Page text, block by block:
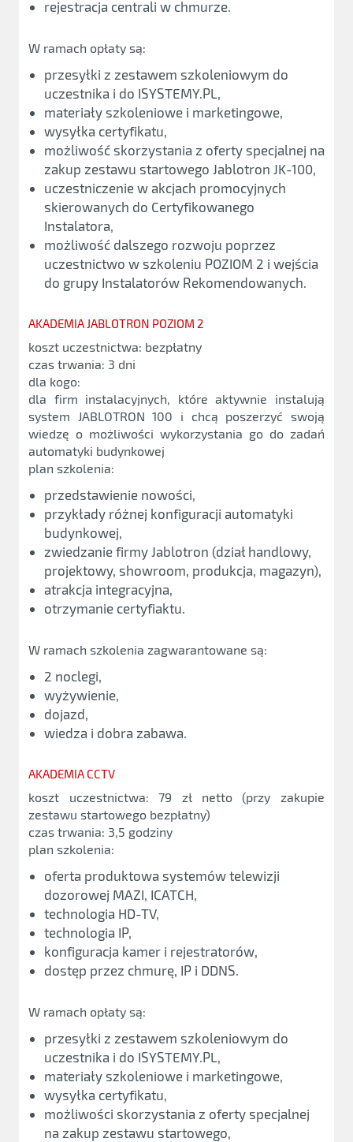
rejestracja centrali w chmurze.
W ramach opłaty są:
przesyłki z zestawem szkoleniowym do
uczestnika i do ISYSTEMY.PL,
materiały szkoleniowe i marketingowe,
wysyłka certyfikatu,
możliwość skorzystania z oferty specjalnej na
zakup zestawu startowego Jablotron JK-100,
uczestniczenie w akcjach promocyjnych
skierowanych do Certyfikowanego
Instalatora,
możliwość dalszego rozwoju poprzez
uczestnictwo w szkoleniu POZIOM 2 i wejścia
do grupy Instalatorów Rekomendowanych.
AKADEMIA JABLOTRON POZIOM 2
koszt uczestnictwa: bezpłatny
czas trwania: 3 dni
dla kogo:
dla firm instalacyjnych, które aktywnie instalują
system JABLOTRON 100 i chcą poszerzyć swoją
wiedzę o możliwości wykorzystania go do zadań
automatyki budynkowej
plan szkolenia:
przedstawienie nowości,
przykłady różnej konfiguracji automatyki
budynkowej,
zwiedzanie firmy Jablotron (dział handlowy,
projektowy, showroom, produkcja, magazyn),
atrakcja integracyjna,
otrzymanie certyfiaktu.
W ramach szkolenia zagwarantowane są:
2 noclegi,
wyżywienie,
dojazd,
wiedza i dobra zabawa.
AKADEMIA CCTV
koszt uczestnictwa: 79 zł netto (przy zakupie
zestawu startowego bezpłatny)
czas trwania: 3,5 godziny
plan szkolenia:
oferta produktowa systemów telewizji
dozorowej MAZI, ICATCH,
technologia HD-TV,
technologia IP,
konfiguracja kamer i rejestratorów,
dostęp przez chmurę, IP i DDNS.
W ramach opłaty są:
przesyłki z zestawem szkoleniowym do
uczestnika i do ISYSTEMY.PL,
materiały szkoleniowe i marketingowe,
wysyłka certyfikatu,
możliwości skorzystania z oferty specjalnej
na zakup zestawu startowego,